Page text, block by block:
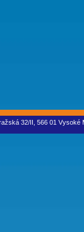
32/II, 566 01 Vysoké